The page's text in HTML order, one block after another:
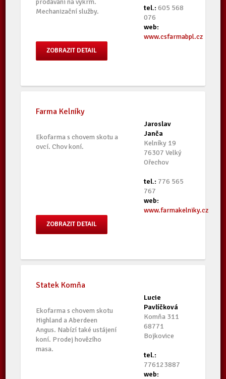
tel.: 605 568
076
web:
www.csfarmabpl.cz
prodáváni na výkrm.
Mechanizační služby.
ZOBRAZIT DETAIL
Jaroslav
Janča
Kelníky 19
76307 Velký
Ořechov
tel.: 776 565
767
web:
www.farmakelniky.cz
Farma Kelníky
Ekofarma s chovem skotu a
ovcí. Chov koní.
ZOBRAZIT DETAIL
Lucie
Pavlíčková
Komňa 311
68771
Bojkovice
tel.:
776123887
web:
Statek Komňa
Ekofarma s chovem skotu
Highland a Aberdeen
Angus. Nabízí také ustájení
koní. Prodej hovězího
masa.